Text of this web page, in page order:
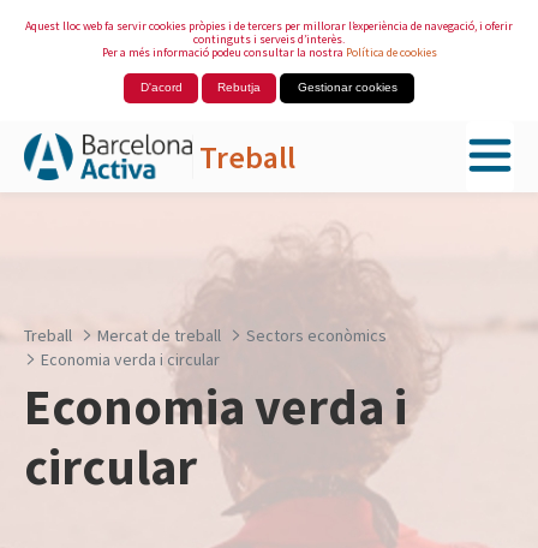
Aquest lloc web fa servir cookies pròpies i de tercers per millorar l’experiència de navegació, i oferir
continguts i serveis d’interès.
Per a més informació podeu consultar la nostra Política de cookies
D'acord Rebutja Gestionar cookies
Treball
Treball Mercat de treball
Sectors econòmics
Economia verda i circular
Economia verda i
circular